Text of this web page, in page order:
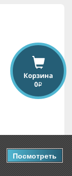
Корзина
0i
Посмотреть